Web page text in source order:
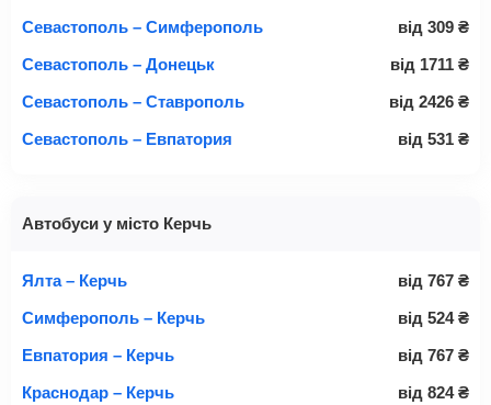
Севастополь – Симферополь
від 309 ₴
Севастополь – Донецьк
від 1711 ₴
Севастополь – Ставрополь
від 2426 ₴
Севастополь – Евпатория
від 531 ₴
Автобуси у місто Керчь
Ялта – Керчь від 767 ₴
Симферополь – Керчь
від 524 ₴
Евпатория – Керчь
від 767 ₴
Краснодар – Керчь
від 824 ₴